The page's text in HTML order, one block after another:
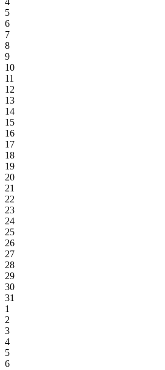
5
6
7
8
9
10
11
12
13
14
15
16
17
18
19
20
21
22
23
24
25
26
27
28
29
30
31
1
2
3
4
5
6